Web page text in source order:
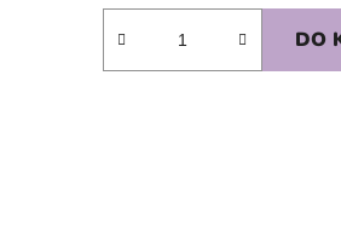
DO